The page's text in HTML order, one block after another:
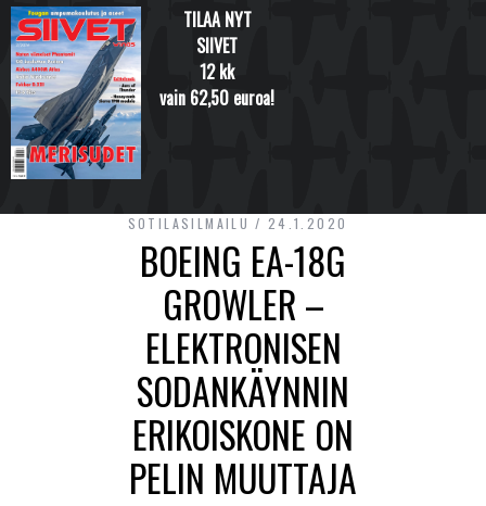
TILAA NYT
SIIVET
12 kk
vain 62,50 euroa!
SOTILASILMAILU 24.1.2020
BOEING EA-18G
GROWLER –
ELEKTRONISEN
SODANKÄYNNIN
ERIKOISKONE ON
PELIN MUUTTAJA